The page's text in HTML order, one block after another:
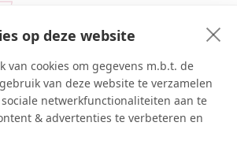
op deze website
van cookies om gegevens m.b.t. de
van deze website te verzamelen
netwerkfunctionaliteiten aan te
& advertenties te verbeteren en